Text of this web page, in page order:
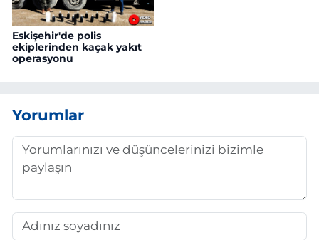
Eskişehir'de polis
ekiplerinden kaçak yakıt
operasyonu
Yorumlar